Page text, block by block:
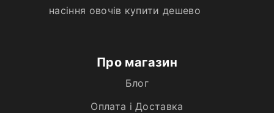
насіння овочів купити дешево
Про магазин
Блог
Оплата і Доставка